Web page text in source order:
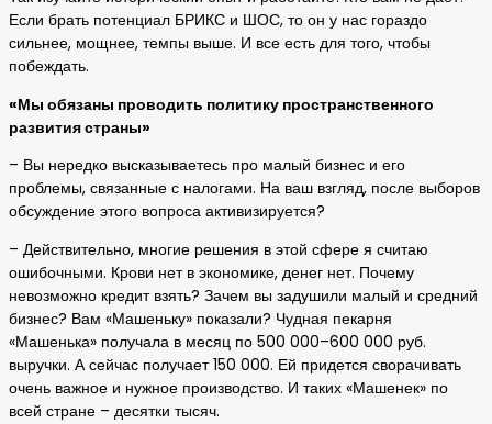
Если брать потенциал БРИКС и ШОС, то он у нас гораздо
сильнее, мощнее, темпы выше. И все есть для того, чтобы
побеждать.
«Мы обязаны проводить политику пространственного
развития страны»
– Вы нередко высказываетесь про малый бизнес и его
проблемы, связанные с налогами. На ваш взгляд, после выборов
обсуждение этого вопроса активизируется?
– Действительно, многие решения в этой сфере я считаю
ошибочными. Крови нет в экономике, денег нет. Почему
невозможно кредит взять? Зачем вы задушили малый и средний
бизнес? Вам «Машеньку» показали? Чудная пекарня
«Машенька» получала в месяц по 500 000–600 000 руб.
выручки. А сейчас получает 150 000. Ей придется сворачивать
очень важное и нужное производство. И таких «Машенек» по
всей стране – десятки тысяч.